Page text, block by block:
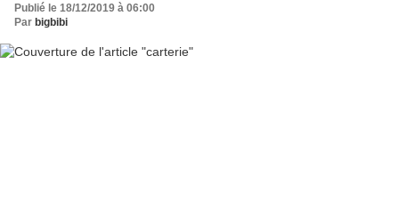
Publié le 18/12/2019 à 06:00
Par bigbibi